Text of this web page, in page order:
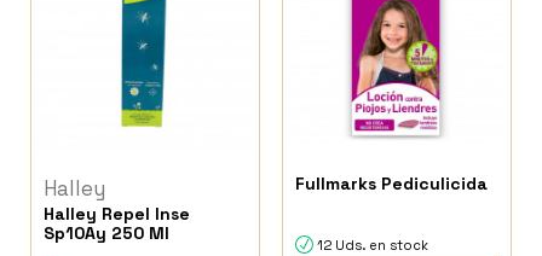
Halley
Halley Repel Inse
Sp10Ay 250 Ml
Fullmarks Pediculicida
12 Uds. en stock